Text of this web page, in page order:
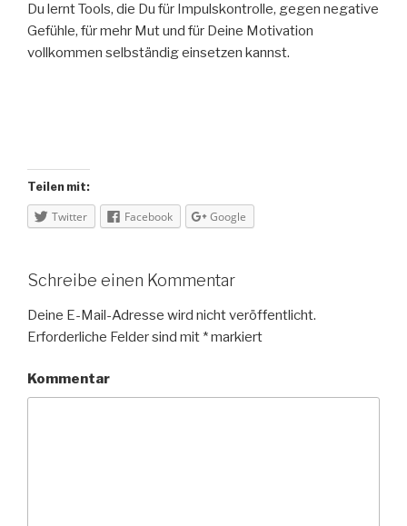
Du lernt Tools, die Du für Impulskontrolle, gegen negative
Gefühle, für mehr Mut und für Deine Motivation
vollkommen selbständig einsetzen kannst.
Teilen mit:
Twitter Facebook Google
Schreibe einen Kommentar
Deine E-Mail-Adresse wird nicht veröffentlicht.
Erforderliche Felder sind mit *markiert
Kommentar